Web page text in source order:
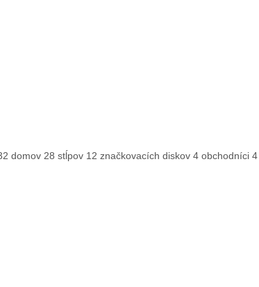
domov 28 stĺpov 12 značkovacích diskov 4 obchodníci